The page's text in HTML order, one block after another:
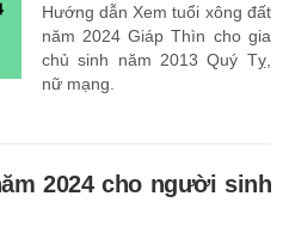
Hướng dẫn Xem tuổi xông đất
năm 2024 Giáp Thìn cho gia
chủ sinh năm 2013 Quý Tỵ,
nữ mạng.
2024 cho người sinh